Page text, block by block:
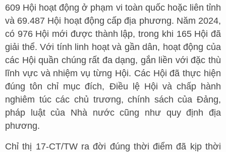
609 Hội hoạt động ở phạm vi toàn quốc hoặc liên tỉnh
và 69.487 Hội hoạt động cấp địa phương. Năm 2024,
có 976 Hội mới được thành lập, trong khi 165 Hội đã
giải thể. Với tính linh hoạt và gần dân, hoạt động của
các Hội quần chúng rất đa dạng, gắn liền với đặc thù
lĩnh vực và nhiệm vụ từng Hội. Các Hội đã thực hiện
đúng tôn chỉ mục đích, Điều lệ Hội và chấp hành
nghiêm túc các chủ trương, chính sách của Đảng,
pháp luật của Nhà nước cũng như quy định địa
phương.
Chỉ thị 17-CT/TW ra đời đúng thời điểm đã kịp thời